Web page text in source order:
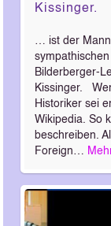
Kissinger.
… ist der
Bilderberger-
Kissinger.
Historiker sei
Wikipedia. So
beschreiben.
Foreign…